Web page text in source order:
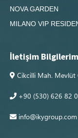
NOVA GARDEN
MILANO VIP
İletişim
Cikcilli Mah. Mevlüt
+90 (530) 626 82
info@ikygroup.com